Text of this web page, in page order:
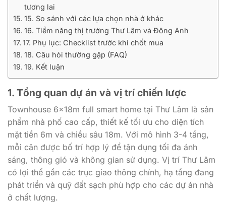
tương lai
15. So sánh với các lựa chọn nhà ở khác
16. Tiềm năng thị trường Thư Lâm và Đông Anh
17. Phụ lục: Checklist trước khi chốt mua
18. Câu hỏi thường gặp (FAQ)
19. Kết luận
1. Tổng quan dự án và vị trí chiến lược
Townhouse 6x18m full smart home tại Thư Lâm là sản
phẩm nhà phố cao cấp, thiết kế tối ưu cho diện tích
mặt tiền 6m và chiều sâu 18m. Với mô hình 3-4 tầng,
mỗi căn được bố trí hợp lý để tận dụng tối đa ánh
sáng, thông gió và không gian sử dụng. Vị trí Thư Lâm
có lợi thế gần các trục giao thông chính, hạ tầng đang
phát triển và quỹ đất sạch phù hợp cho các dự án nhà
ở chất lượng.